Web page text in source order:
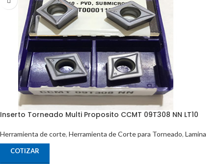
Inserto Torneado Multi Proposito CCMT 09T308 NN LT10
Herramienta de corte, Herramienta de Corte para Torneado, Lamina
COTIZAR